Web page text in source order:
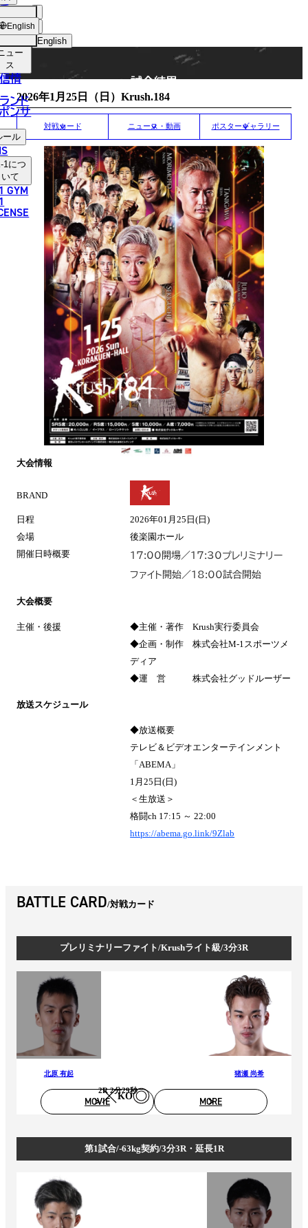
English
한국어
中文（简体）
中文（繁體）
ไทย
العربية
ョッ
プ
ュー
ス
情
ンド
ンサ
ール
1につ
いて
GYM
English MATCH RESULT
試合結果
2026年1月25日（日）Krush.184
対戦カード ニュース・動画 ポスターギャラリー
大会情報
BRAND
日程
2026年01月25日(日)
会場
後楽園ホール
開催日時概要
17:00開場／17:30プレリミナリー
ファイト開始／18:00試合開始
大会概要
主催・後援
◆主催・著作 Krush実行委員会
◆企画・制作 株式会社M-1スポーツメ
ディア
◆運 営 株式会社グッドルーザー
放送スケジュール
◆放送概要
テレビ＆ビデオエンターテインメント
「ABEMA」
1月25日(日)
＜生放送＞
格闘ch 17:15 ～ 22:00
https://abema.go.link/9Zlab
BATTLE CARD 対戦カード
プレリミナリーファイト/Krushライト級/3分3R
北原 有起
KO
2R 2分29秒
猪瀬 尚希
MOVIE MORE
第1試合/-63kg契約/3分3R・延長1R